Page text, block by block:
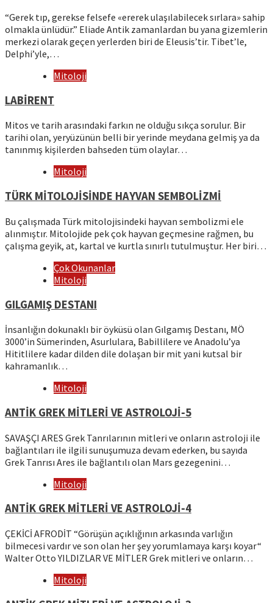
“Gerek tıp, gerekse felsefe «ererek ulaşılabilecek sırlara» sahip
olmakla ünlüdür.” Eliade Antik zamanlardan bu yana gizemlerin
merkezi olarak geçen yerlerden biri de Eleusis’tir. Tibet’le,
Delphi’yle,…
Mitoloji
LABİRENT
Mitos ve tarih arasındaki farkın ne olduğu sıkça sorulur. Bir
tarihi olan, yeryüzünün belli bir yerinde meydana gelmiş ya da
tanınmış kişilerden bahseden tüm olaylar…
Mitoloji
TÜRK MİTOLOJİSİNDE HAYVAN SEMBOLİZMİ
Bu çalışmada Türk mitolojisindeki hayvan sembolizmi ele
alınmıştır. Mitolojide pek çok hayvan geçmesine rağmen, bu
çalışma geyik, at, kartal ve kurtla sınırlı tutulmuştur. Her biri…
Çok Okunanlar
Mitoloji
GILGAMIŞ DESTANI
İnsanlığın dokunaklı bir öyküsü olan Gılgamış Destanı, MÖ
3000’in Sümerinden, Asurlulara, Babillilere ve Anadolu’ya
Hititlilere kadar dilden dile dolaşan bir mit yani kutsal bir
kahramanlık…
Mitoloji
ANTİK GREK MİTLERİ VE ASTROLOJİ-5
SAVAŞÇI ARES Grek Tanrılarının mitleri ve onların astroloji ile
bağlantıları ile ilgili sunuşumuza devam ederken, bu sayıda
Grek Tanrısı Ares ile bağlantılı olan Mars gezegenini…
Mitoloji
ANTİK GREK MİTLERİ VE ASTROLOJİ-4
ÇEKİCİ AFRODİT “Görüşün açıklığının arkasında varlığın
bilmecesi vardır ve son olan her şey yorumlamaya karşı koyar“
Walter Otto YILDIZLAR VE MİTLER Grek mitleri ve onların…
Mitoloji